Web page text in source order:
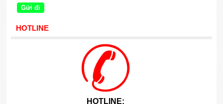
HOTLINE
HOTLINE: